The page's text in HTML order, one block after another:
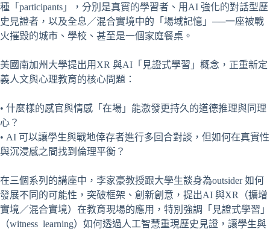
種「participants」，分別是真實的學習者、用AI 強化的對話型歷
史見證者，以及全息／混合實境中的「場域記憶」──一座被戰
火摧毀的城市、學校、甚至是一個家庭餐桌。
美國南加州大學提出用XR 與AI「見證式學習」概念，正重新定
義人文與心理教育的核心問題：
• 什麼樣的感官與情感「在場」能激發更持久的道德推理與同理
心？
• AI 可以讓學生與戰地倖存者進行多回合對談，但如何在真實性
與沉浸感之間找到倫理平衡？
在三個系列的講座中，李家豪教授跟大學生談身為outsider 如何
發展不同的可能性，突破框架、創新創意，提出AI 與XR（擴增
實境／混合實境）在教育現場的應用，特別強調「見證式學習」
（witness learning）如何透過人工智慧重現歷史見證，讓學生與